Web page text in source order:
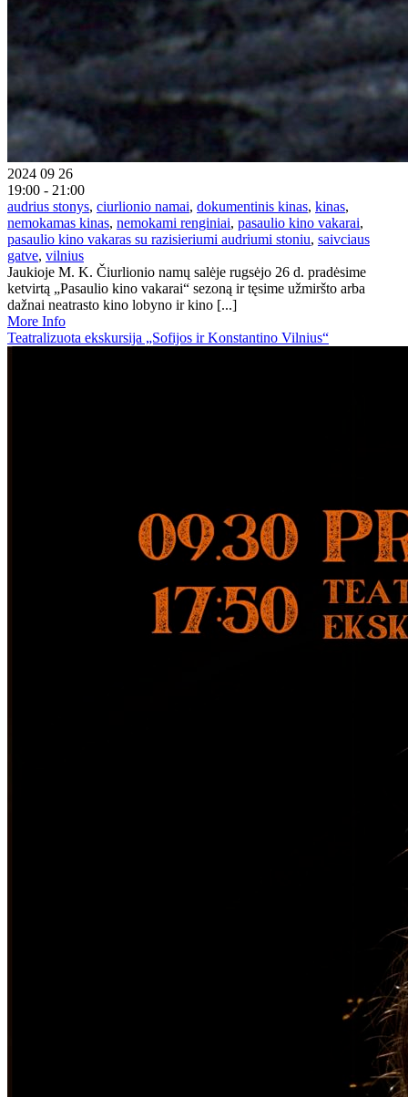
2024 09 26
19:00 - 21:00
audrius stonys, ciurlionio namai, dokumentinis kinas, kinas,
nemokamas kinas, nemokami renginiai, pasaulio kino vakarai,
pasaulio kino vakaras su razisieriumi audriumi stoniu, saivciaus
gatve, vilnius
Jaukioje M. K. Čiurlionio namų salėje rugsėjo 26 d. pradėsime
ketvirtą „Pasaulio kino vakarai“ sezoną ir tęsime užmiršto arba
dažnai neatrasto kino lobyno ir kino [...]
More Info
Teatralizuota ekskursija „Sofijos ir Konstantino Vilnius“